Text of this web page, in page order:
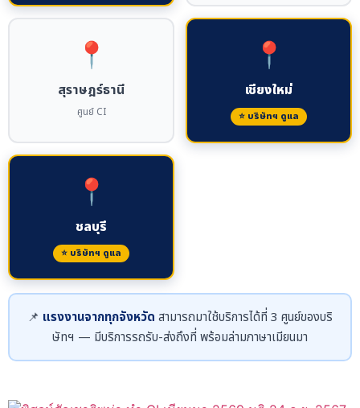
📍
สุราษฎร์ธานี
ศูนย์ CI
📍
เชียงใหม่
⭐ บริษัทฯ ดูแล
📍
ชลบุรี
⭐ บริษัทฯ ดูแล
📌 แรงงานจากทุกจังหวัด สามารถมาใช้บริการได้ที่ 3 ศูนย์ของบริ
ษัทฯ — มีบริการรถรับ-ส่งถึงที่ พร้อมล่ามภาษาเมียนมา